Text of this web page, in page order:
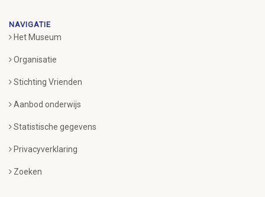
NAVIGATIE
Het Museum
Organisatie
Stichting Vrienden
Aanbod onderwijs
Statistische gegevens
Privacyverklaring
Zoeken